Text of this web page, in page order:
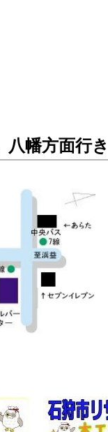
幡方面行